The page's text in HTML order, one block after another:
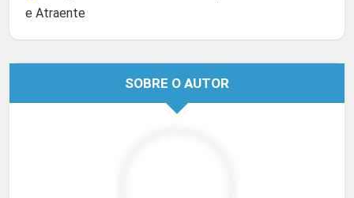
e Atraente
SOBRE O AUTOR